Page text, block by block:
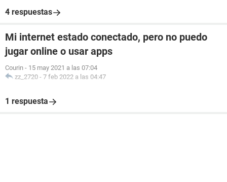
4 respuestas
Mi internet estado conectado, pero no puedo
jugar online o usar apps
Courin - 15 may 2021 a las 07:04
zz_2720 - 7 feb 2022 a las 04:47
1 respuesta